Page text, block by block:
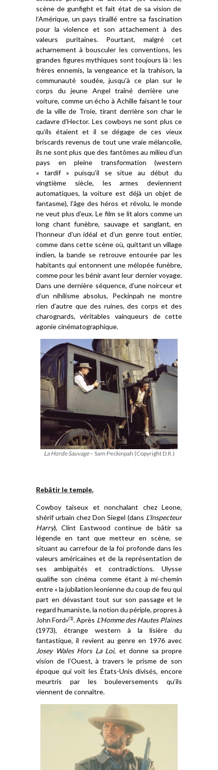
scène de gunfight et fait état de sa vision de
l’Amérique, un pays tiraillé entre sa fascination
pour la violence et son attachement à des
valeurs puritaines. Pourtant, malgré cet
acharnement à bousculer les conventions, les
grandes figuresmythiques sont toujours là : les
frères ennemis, la vengeance et la trahison, la
communauté soudée,jusqu’à ce plan sur le
corps du jeune Angel traîné derrière une
voiture, comme un écho à Achille faisant le tour
de la ville de Troie, tirant derrièreson char le
cadavre d’Hector. Les cowboys ne sont plus ce
qu’ils étaientet il se dégage deces vieux
briscards revenus de tout une vraie mélancolie,
ils ne sontplus quedes fantômes au milieu d’un
pays en pleine transformation (western
« tardif » puisqu’il se situe au début du
vingtième siècle, les armes deviennent
automatiques, la voiture est déjà un objet de
fantasme), l’âge des héros et révolu, le monde
ne veut plus d’eux. Le film se lit alors comme un
long chant funèbre, sauvage et sanglant, en
l’honneur d’un idéal et d’un genretout entier,
comme dans cette scène où, quittant un village
indien,la bande se retrouve entouréeparles
habitantsqui entonnent une mélopéefunèbre,
comme pour les bénir avant leur dernier voyage.
Dans une dernière séquence, d’une noirceur et
d’un nihilisme absolus, Peckinpah ne montre
rien d’autre quedes ruines, descorps et des
charognards,véritables vainqueurs de cette
agonie cinématographique.
La Horde Sauvage– Sam Peckinpah (Copyright D.R.)
Rebâtir le temple.
Cowboy taiseux et nonchalant chez Leone,
shérif urbain chez Don Siegel (dans L’Inspecteur
Harry), Clint Eastwood continue de bâtir sa
légende en tant que metteur en scène, se
situant au carrefour de la foi profonde dans les
valeurs américaines et de la représentation de
ses ambiguïtés et contradictions. Ulysse
qualifie son cinéma comme étant à mi-chemin
entre « la jubilation leonienne du coup de feu qui
part en dévastant tout sur son passage et le
regard humaniste, la notion du périple, propres à
John Ford»(1). Après L’Homme des Hautes Plaines
(1973), étrange western à la lisière du
fantastique, il revient au genre en 1976 avec
Josey Wales Hors La Loi, et donne sa propre
vision de l’Ouest, à travers le prisme de son
époque qui voit les États-Unis divisés, encore
meurtris par les bouleversements qu’ils
viennent de connaître.